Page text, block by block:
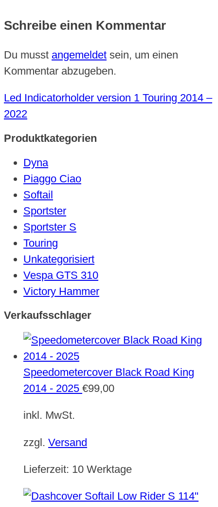
Schreibe einen Kommentar
Du musst angemeldet sein, um einen
Kommentar abzugeben.
Led Indicatorholder version 1 Touring 2014 –
2022
Produktkategorien
Dyna
Piaggo Ciao
Softail
Sportster
Sportster S
Touring
Unkategorisiert
Vespa GTS 310
Victory Hammer
Verkaufsschlager
Speedometercover Black Road King
2014 - 2025 €99,00
inkl. MwSt.
zzgl. Versand
Lieferzeit: 10 Werktage